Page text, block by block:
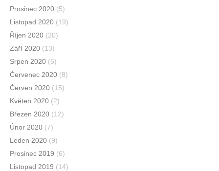
Prosinec 2020 (5)
Listopad 2020 (19)
Říjen 2020 (20)
Září 2020 (13)
Srpen 2020 (5)
Červenec 2020 (8)
Červen 2020 (15)
Květen 2020 (2)
Březen 2020 (12)
Únor 2020 (7)
Leden 2020 (9)
Prosinec 2019 (6)
Listopad 2019 (14)